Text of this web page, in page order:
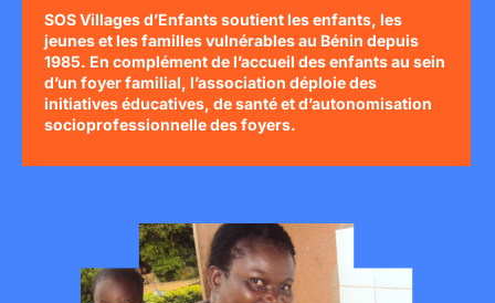
Agissez à nos côtés
Actualités
Mon espace donateur
SOS Villages d’Enfants soutient les enfants, les
jeunes et les familles vulnérables au Bénin depuis
1985. En complément de l’accueil des enfants au sein
d’un foyer familial, l’association déploie des
initiatives éducatives, de santé et d’autonomisation
socioprofessionnelle des foyers.